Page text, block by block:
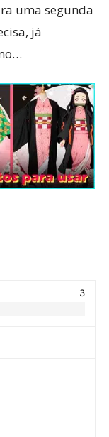
uma segunda
já
3